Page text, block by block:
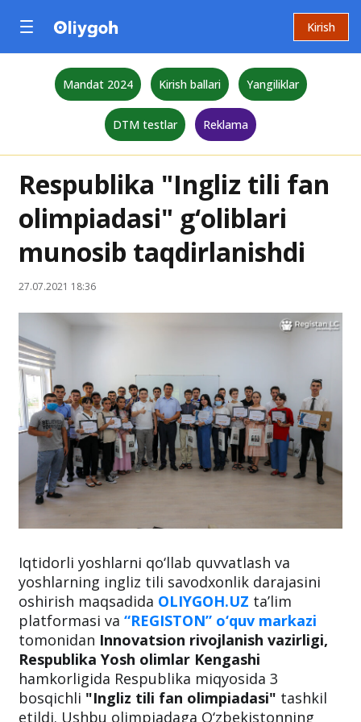
Kirish
Mandat 2024 Kirish ballari Yangiliklar
DTM testlar Reklama
Respublika "Ingliz tili fan
olimpiadasi" g‘oliblari
munosib taqdirlanishdi
27.07.2021 18:36
Iqtidorli yoshlarni qo‘llab quvvatlash va
yoshlarning ingliz tili savodxonlik darajasini
oshirish maqsadida OLIYGOH.UZ ta’lim
platformasi va “REGISTON” o‘quv markazi
tomonidan Innovatsion rivojlanish vazirligi,
Respublika Yosh olimlar Kengashi
hamkorligida Respublika miqyosida 3
bosqichli "Ingliz tili fan olimpiadasi" tashkil
etildi. Ushbu olimpiadaga O‘zbekistonning